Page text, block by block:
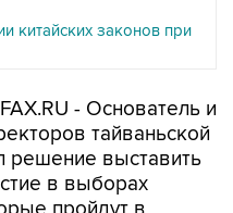
китайских законов при
- Основатель и
тайваньской
решение выставить
в выборах